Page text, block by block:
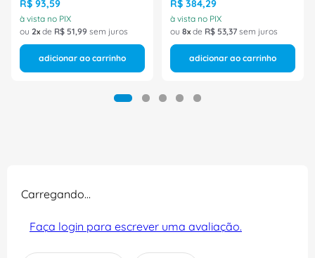
R$ 93,59
à vista no PIX
ou 2 de R$ 51,99 sem juros
adicionar ao carrinho
R$ 384,29
à vista no PIX
ou 8 de R$ 53,37 sem juros
adicionar ao carrinho
Carregando…
Faça login para escrever uma avaliação.